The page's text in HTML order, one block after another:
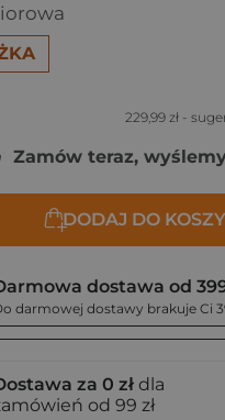
229,99 zł -
Zamów teraz,
DODAJ DO
dostawa od
darmowej dostawy brakuje Ci
za 0 zł dla
od 99 zł